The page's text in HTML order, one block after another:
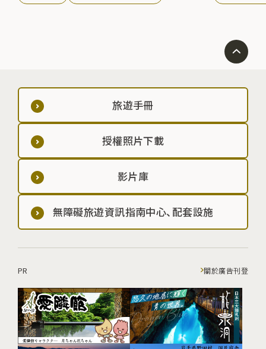
旅遊手冊
授權照片下載
影片庫
無障礙旅遊資訊指南中心、配套設施
PR 關於廣告刊登